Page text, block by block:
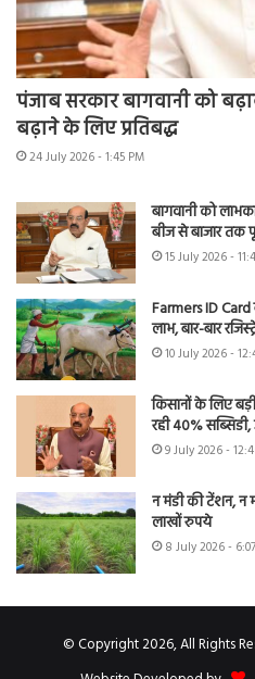
पंजाब सरकार बागवानी को
बढ़ाने के लिए प्रतिबद्ध
24 July 2026 - 1:45 PM
बागवानी को
बीज से बाजार तक
15 July 2026 -
Farmers ID Card
लाभ, बार-बार
10 July 2026 -
किसानों के लिए
रही 40%
9 July 2026 -
न मंडी की टेंशन, न
लाखों रुपये
8 July 2026 -
© Copyright 2026, All Rights